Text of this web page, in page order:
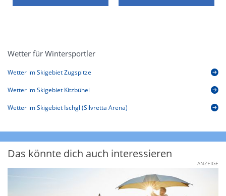
Wetter für Wintersportler
Wetter im Skigebiet Zugspitze
Wetter im Skigebiet Kitzbühel
Wetter im Skigebiet Ischgl (Silvretta Arena)
Das könnte dich auch interessieren
ANZEIGE